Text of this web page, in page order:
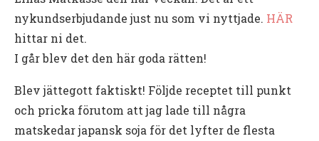
nykundserbjudande just nu som vi nyttjade. HÄR
hittar ni det.
I går blev det den här goda rätten!
Blev jättegott faktiskt! Följde receptet till punkt
och pricka förutom att jag lade till några
matskedar japansk soja för det lyfter de flesta